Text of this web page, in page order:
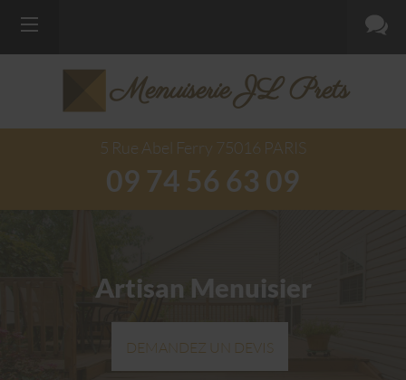
Menuiserie JL Prets
5 Rue Abel Ferry 75016 PARIS
09 74 56 63 09
Artisan Menuisier
DEMANDEZ UN DEVIS